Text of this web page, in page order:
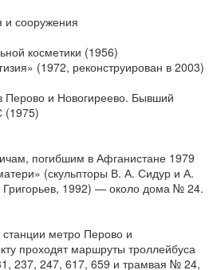
и сооружения
косметики (1956)
(1972, реконструирован в 2003)
и Новогиреево. Бывший
(1975)
погибшим в Афганистане 1979
(скульпторы В. А. Сидур и А.
1992) — около дома № 24.
метро Перово и
проходят маршруты троллейбуса
237, 247, 617, 659 и трамвая № 24,